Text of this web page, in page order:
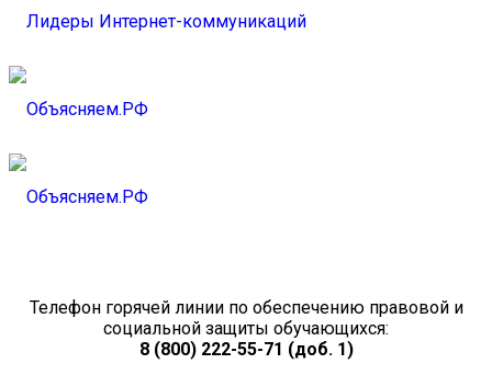
Телефон горячей линии по обеспечению правовой и
социальной защиты обучающихся:
8 (800) 222-55-71 (доб. 1)